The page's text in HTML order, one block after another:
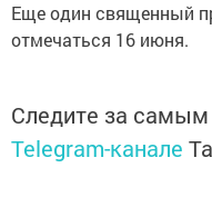
Еще один священный
отмечаться 16 июня.
Следите за
Telegram-канале